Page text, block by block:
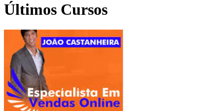
Últimos Cursos